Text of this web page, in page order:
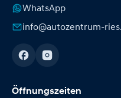
WhatsApp
info@autozentrum-
Öffnungszeiten